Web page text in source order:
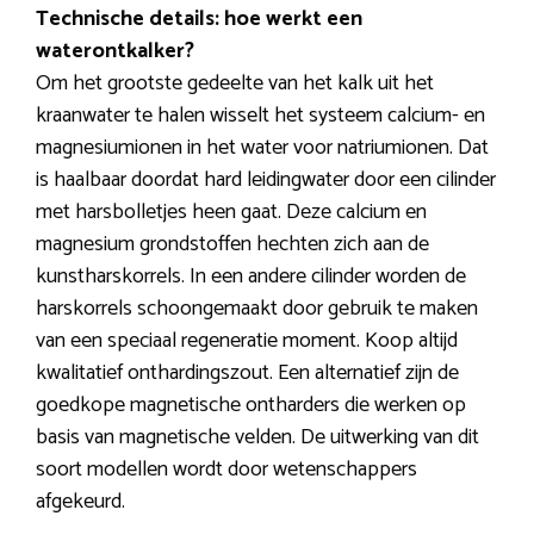
Technische details: hoe werkt een
waterontkalker?
Om het grootste gedeelte van het kalk uit het
kraanwater te halen wisselt het systeem calcium- en
magnesiumionen in het water voor natriumionen. Dat
is haalbaar doordat hard leidingwater door een cilinder
met harsbolletjes heen gaat. Deze calcium en
magnesium grondstoffen hechten zich aan de
kunstharskorrels. In een andere cilinder worden de
harskorrels schoongemaakt door gebruik te maken
van een speciaal regeneratie moment. Koop altijd
kwalitatief onthardingszout. Een alternatief zijn de
goedkope magnetische ontharders die werken op
basis van magnetische velden. De uitwerking van dit
soort modellen wordt door wetenschappers
afgekeurd.